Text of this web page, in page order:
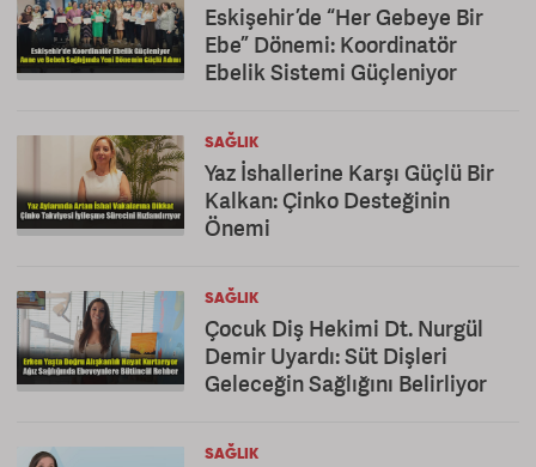
Eskişehir’de “Her Gebeye Bir
Ebe” Dönemi: Koordinatör
Ebelik Sistemi Güçleniyor
SAĞLIK
Yaz İshallerine Karşı Güçlü Bir
Kalkan: Çinko Desteğinin
Önemi
SAĞLIK
Çocuk Diş Hekimi Dt. Nurgül
Demir Uyardı: Süt Dişleri
Geleceğin Sağlığını Belirliyor
SAĞLIK